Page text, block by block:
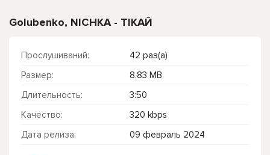
Golubenko, NICHKA - ТІКАЙ
Прослушиваний:
42 раз(а)
Размер:
8.83 MB
Длительность:
3:50
Качество:
320 kbps
Дата релиза:
09 февраль 2024